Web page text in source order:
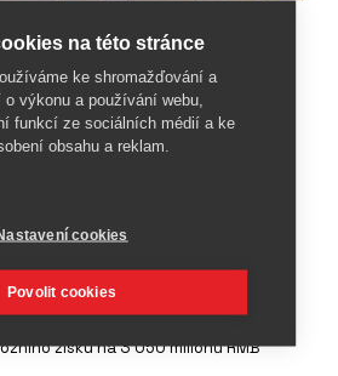
která vlastní například značky
celkové tržby za rok 2024 o 13,6
RMB (4,24 miliardy EUR) a tržby z
meziročně na 35,1 procenta
4,5% nárůst provozního zisku na 7
EUR) při 10,6% růstu tržeb na
miliardy EUR). U značky Fila se roční
626 milionů RMB (3,37 milionů EUR),
2,6 % na 6 738 milionů RMB (852,7
značky zaznamenaly 53,7%
678 milionů RMB (1,35 mld. EUR) a
zisku na 3 050 milionů RMB
na této stránce
ke shromažďování a
výkonu a používání webu,
funkcí ze sociálních médií a ke
obsahu a reklam.
cookies
Povolit cookies